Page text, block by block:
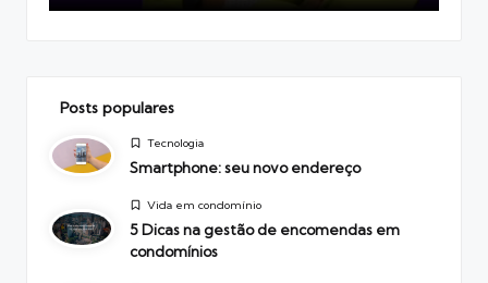
Posts populares
PostedTecnologia
Smartphone: seu novo endereço
PostedVida em condomínio
5 Dicas na gestão de encomendas em
condomínios